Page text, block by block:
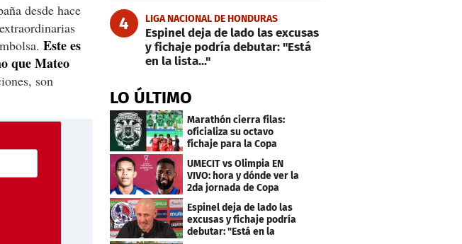
desde hace
Este es
que Mateo
son
4 LIGA NACIONAL DE HONDURAS
Espinel deja de lado las excusas
y fichaje podría debutar: "Está
en la lista..."
LO ÚLTIMO
Marathón cierra filas:
oficializa su octavo
fichaje para la Copa
Centroamericana
UMECIT vs Olimpia EN
VIVO: hora y dónde ver la
2da jornada de Copa
Centroamericana
Espinel deja de lado las
excusas y fichaje podría
debutar: "Está en la